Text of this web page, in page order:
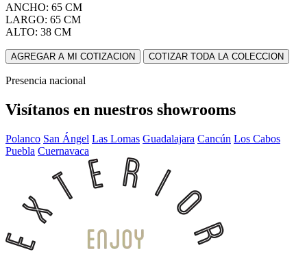
ANCHO: 65 CM
LARGO: 65 CM
ALTO: 38 CM
AGREGAR A MI COTIZACION COTIZAR TODA LA COLECCION
Presencia nacional
Visítanos en nuestros showrooms
Polanco San Ángel Las Lomas Guadalajara Cancún Los Cabos
Puebla Cuernavaca